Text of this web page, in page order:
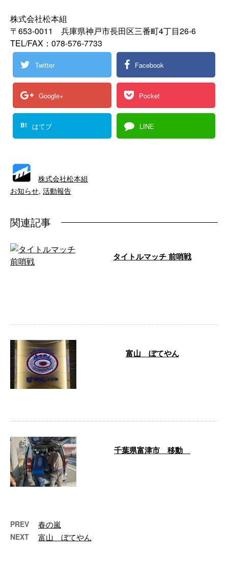
株式会社松本組
〒653-0011 兵庫県神戸市長田区三番町4丁目26‐6
TEL/FAX：078-576-7733
Twitter Facebook
Google+ Pocket
B! はてブ LINE
株式会社松本組
お知らせ, 活動報告
関連記事
タイトルマッチ 前哨戦
富山 ぼてやん
千葉県富津市 移動
PREV 春の嵐
NEXT 富山 ぼてやん